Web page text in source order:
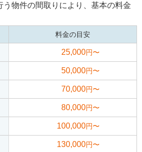
う物件の間取りにより、基本の料金
料金の目安
25,000円〜
50,000円〜
70,000円〜
80,000円〜
100,000円〜
130,000円〜